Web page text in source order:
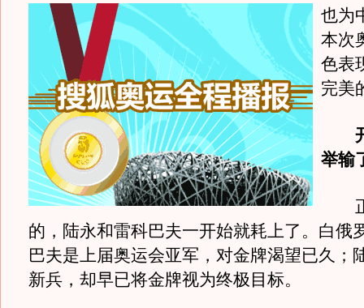
也为
本次
色表
完美
举输
正
的，陆永和雷科巴夫一开始就耗上了。白俄
巴夫是上届奥运会亚军，对金牌渴望已久；
新兵，却早已将金牌视为终极目标。